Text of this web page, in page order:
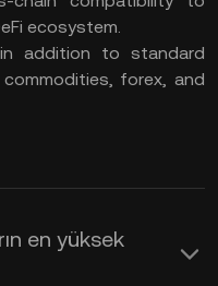
ecosystem.
addition to standard
forex, and
en yüksek